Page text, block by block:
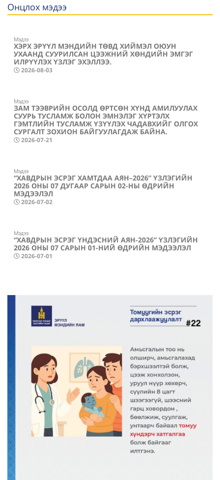
Онцлох мэдээ
Мэдээ
ХЭРХ ЭРҮҮЛ МЭНДИЙН ТӨВД ХИЙМЭЛ ОЮУН
УХААНД СУУРИЛСАН ЦЭЭЖНИЙ ХӨНДИЙН ЭМГЭГ
ИЛРҮҮЛЭХ ҮЗЛЭГ ЭХЭЛЛЭЭ.
2026-08-03
Мэдээ
ЗАМ ТЭЭВРИЙН ОСОЛД ӨРТСӨН ХҮНД АМИЛУУЛАХ
СУУРЬ ТУСЛАМЖ БОЛОН ЭМНЭЛЭГ ХҮРТЭЛХ
ГЭМТЛИЙН ТУСЛАМЖ ҮЗҮҮЛЭХ ЧАДАВХИЙГ ОЛГОХ
СУРГАЛТ ЗОХИОН БАЙГУУЛАГДАЖ БАЙНА.
2026-07-21
Мэдээ
“ХАВДРЫН ЭСРЭГ ХАМТДАА АЯН–2026” ҮЗЛЭГИЙН
2026 ОНЫ 07 ДУГААР САРЫН 02-НЫ ӨДРИЙН
МЭДЭЭЛЭЛ
2026-07-02
Мэдээ
“ХАВДРЫН ЭСРЭГ ҮНДЭСНИЙ АЯН-2026” ҮЗЛЭГИЙН
2026 ОНЫ 07 САРЫН 01-НИЙ ӨДРИЙН МЭДЭЭЛЭЛ
2026-07-01